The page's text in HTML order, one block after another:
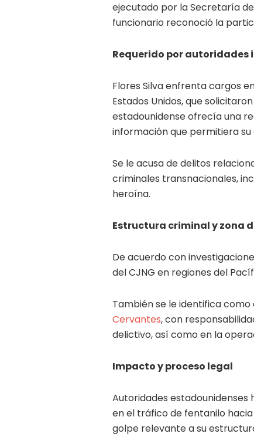
ejecutado por la Secretaría
funcionario reconoció la
Requerido por autoridades
Flores Silva enfrenta cargos
Estados Unidos, que
estadounidense ofrecía una
información que permitiera
Se le acusa de delitos
criminales transnacionales,
heroína.
Estructura criminal y zona
De acuerdo con
del CJNG en regiones del
También se le identifica
Cervantes, con
delictivo, así como en la
Impacto y proceso legal
Autoridades estadounidenses
en el tráfico de fentanilo
golpe relevante a su